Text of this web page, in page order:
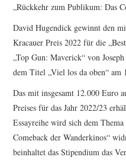
„Rückkehr zum Publikum: Das
David Hugendick gewinnt den
Kracauer Preis 2022 für die
„Top Gun: Maverick“ von
dem Titel „Viel los da oben“
Das mit insgesamt 12.000 Euro
Preises für das Jahr 2022/23
Essayreihe wird sich dem
Comeback der Wanderkinos“
beinhaltet das Stipendium das